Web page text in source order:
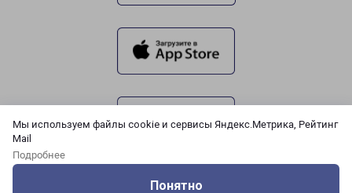
Мы используем файлы cookie и сервисы Яндекс.Метрика, Рейтинг
Mail
Подробнее
Понятно